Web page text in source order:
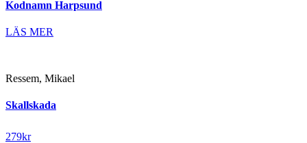
Kodnamn Harpsund
LÄS MER
Ressem, Mikael
Skallskada
279kr